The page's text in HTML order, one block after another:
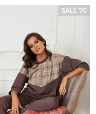
SALE 70